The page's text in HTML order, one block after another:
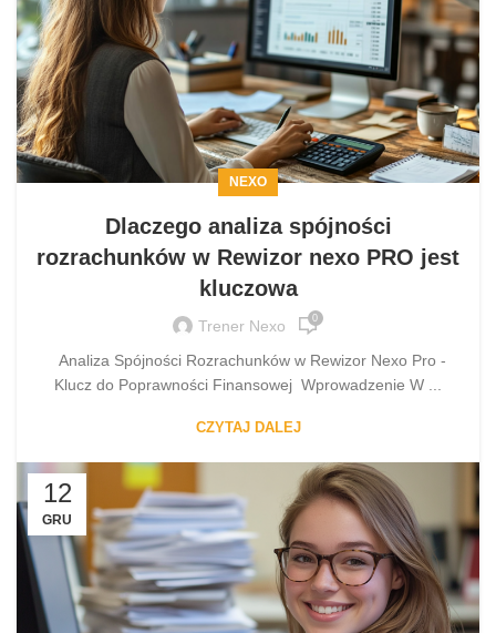
NEXO
Dlaczego analiza spójności
rozrachunków w Rewizor nexo PRO jest
kluczowa
Trener Nexo 0
Analiza Spójności Rozrachunków w Rewizor Nexo Pro -
Klucz do Poprawności Finansowej Wprowadzenie W ...
CZYTAJ DALEJ
12
GRU